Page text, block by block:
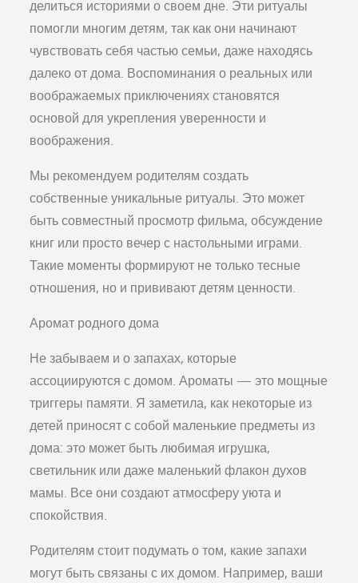
делиться историями о своем дне. Эти ритуалы
помогли многим детям, так как они начинают
чувствовать себя частью семьи, даже находясь
далеко от дома. Воспоминания о реальных или
воображаемых приключениях становятся
основой для укрепления уверенности и
воображения.
Мы рекомендуем родителям создать
собственные уникальные ритуалы. Это может
быть совместный просмотр фильма, обсуждение
книг или просто вечер с настольными играми.
Такие моменты формируют не только тесные
отношения, но и прививают детям ценности.
Аромат родного дома
Не забываем и о запахах, которые
ассоциируются с домом. Ароматы — это мощные
триггеры памяти. Я заметила, как некоторые из
детей приносят с собой маленькие предметы из
дома: это может быть любимая игрушка,
светильник или даже маленький флакон духов
мамы. Все они создают атмосферу уюта и
спокойствия.
Родителям стоит подумать о том, какие запахи
могут быть связаны с их домом. Например, ваши